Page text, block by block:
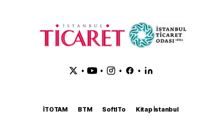
• • • •
İTOTAM BTM SoftITo
Kitap İstanbul